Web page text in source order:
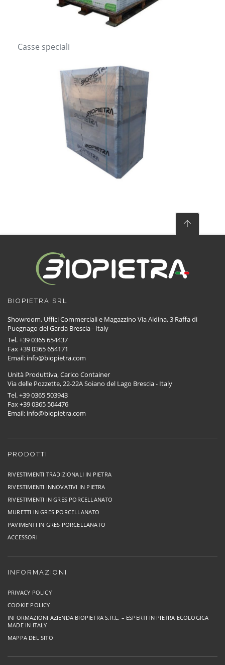
Casse speciali
BIOPIETRA SRL
Showroom, Uffici Commerciali e Magazzino Via Aldina, 3 Raffa di
Puegnago del Garda Brescia - Italy
Tel. +39 0365 654437
Fax +39 0365 654171
Email: info@biopietra.com
Unità Produttiva, Carico Container
Via delle Pozzette, 22-22A Soiano del Lago Brescia - Italy
Tel. +39 0365 503943
Fax +39 0365 504476
Email: info@biopietra.com
PRODOTTI
RIVESTIMENTI TRADIZIONALI IN PIETRA
RIVESTIMENTI INNOVATIVI IN PIETRA
RIVESTIMENTI IN GRES PORCELLANATO
MURETTI IN GRES PORCELLANATO
PAVIMENTI IN GRES PORCELLANATO
ACCESSORI
INFORMAZIONI
PRIVACY POLICY
COOKIE POLICY
INFORMAZIONI AZIENDA BIOPIETRA S.R.L. – ESPERTI IN PIETRA ECOLOGICA
MADE IN ITALY
MAPPA DEL SITO